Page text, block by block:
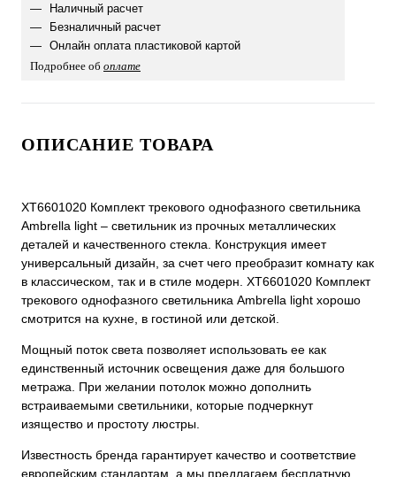
Наличный расчет
Безналичный расчет
Онлайн оплата пластиковой картой
Подробнее об оплате
ОПИСАНИЕ ТОВАРА
XT6601020 Комплект трекового однофазного светильника
Ambrella light – светильник из прочных металлических
деталей и качественного стекла. Конструкция имеет
универсальный дизайн, за счет чего преобразит комнату как
в классическом, так и в стиле модерн. XT6601020 Комплект
трекового однофазного светильника Ambrella light хорошо
смотрится на кухне, в гостиной или детской.
Мощный поток света позволяет использовать ее как
единственный источник освещения даже для большого
метража. При желании потолок можно дополнить
встраиваемыми светильники, которые подчеркнут
изящество и простоту люстры.
Известность бренда гарантирует качество и соответствие
европейским стандартам, а мы предлагаем бесплатную